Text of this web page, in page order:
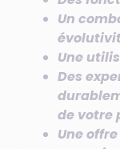
Un
Une
Des
de votre
Une